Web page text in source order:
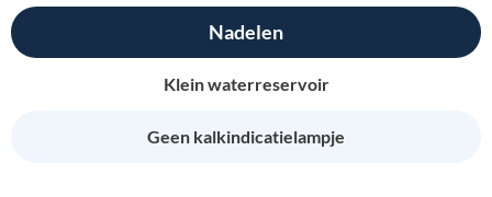
Nadelen
Klein waterreservoir
Geen kalkindicatielampje